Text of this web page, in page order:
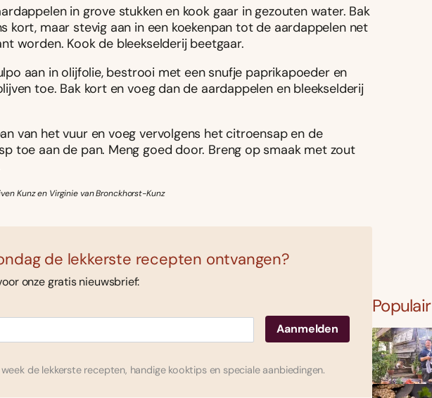
in grove stukken en kook gaar in gezouten water. Bak
kort, maar stevig aan in een koekenpan tot de aardappelen net
worden. Kook de bleekselderij beetgaar.
aan in olijfolie, bestrooi met een snufje paprikapoeder en
toe. Bak kort en voeg dan de aardappelen en bleekselderij
van het vuur en voeg vervolgens het citroensap en de
toe aan de pan. Meng goed door. Breng op smaak met zout
Kunz en Virginie van Bronckhorst-Kunz
de lekkerste recepten ontvangen?
onze gratis nieuwsbrief:
de lekkerste recepten, handige kooktips en speciale aanbiedingen.
Populair